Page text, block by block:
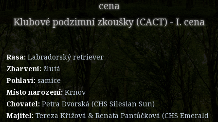
cena
Klubové podzimní zkoušky (CACT) - I. cena
Rasa: Labradorský retriever
Zbarvení: žlutá
Pohlaví: samice
Místo narození:Krnov
Chovatel: Petra Dvorská (CHS Silesian Sun)
Majitel:Tereza Křížová & Renata Pantůčková (CHS Emerald